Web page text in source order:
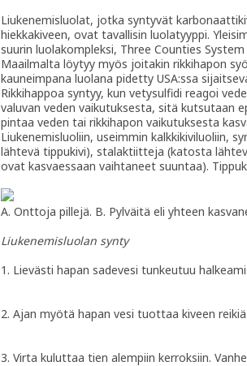
Liukenemisluolat, jotka syntyvät
hiekkakiveen, ovat tavallisin luolatyyppi.
suurin luolakompleksi, Three Counties
Maailmalta löytyy myös joitakin rikkihapon
kauneimpana luolana pidetty USA:ssa
Rikkihappoa syntyy, kun vetysulfidi reagoi
valuvan veden vaikutuksesta, sitä kutsutaan
pintaa veden tai rikkihapon vaikutuksesta
Liukenemisluoliin, useimmin kalkkikiviluoliin,
lähtevä tippukivi), stalaktiitteja (katosta
ovat kasvaessaan vaihtaneet suuntaa).
A. Onttoja pillejä. B. Pylväitä eli yhteen
Liukenemisluolan synty
1. Lievästi hapan sadevesi tunkeutuu
2. Ajan myötä hapan vesi tuottaa kiveen
3. Virta kuluttaa tien alempiin kerroksiin.